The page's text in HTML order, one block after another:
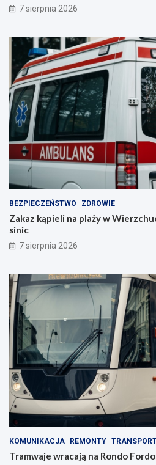
7 sierpnia 2026
BEZPIECZEŃSTWO ZDROWIE
Zakaz kąpieli na plaży w
sinic
7 sierpnia 2026
KOMUNIKACJA REMONTY
Tramwaje wracają na Rondo